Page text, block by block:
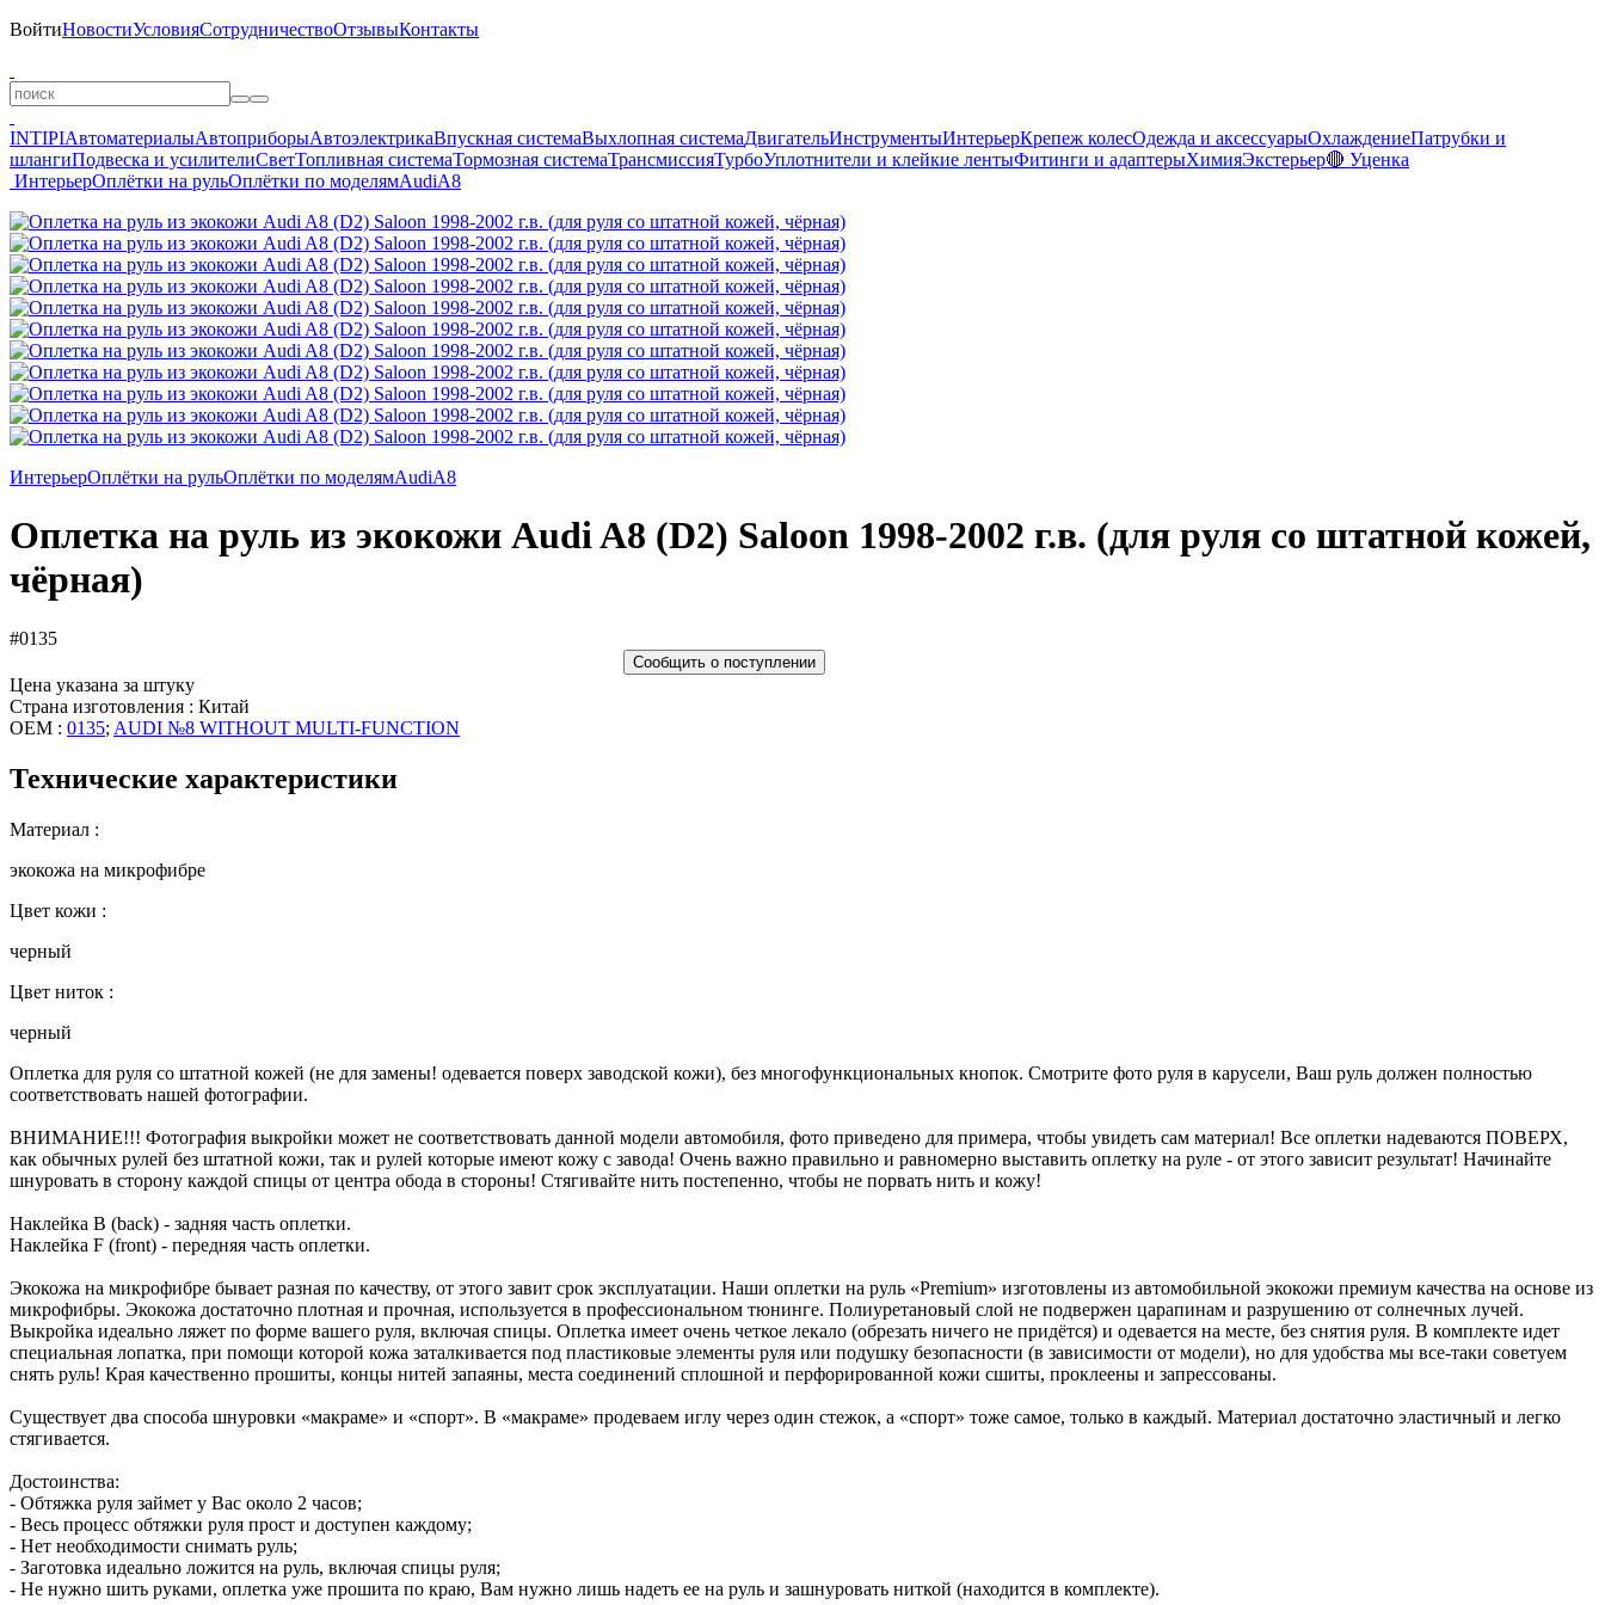
ВойтиНовостиУсловияСотрудничествоОтзывыКонтакты
INTIPIАвтоматериалыАвтоприборыАвтоэлектрикаВпускная системаВыхлопная системаДвигательИнструментыИнтерьерКрепеж колесОдежда и аксессуарыОхлаждениеПатрубки и
шлангиПодвеска и усилителиСветТопливная системаТормозная системаТрансмиссияТурбоУплотнители и клейкие лентыФитинги и адаптерыХимияЭкстерьер🔴 Уценка
ИнтерьерОплётки на рульОплётки по моделямAudiA8
ИнтерьерОплётки на рульОплётки по моделямAudiA8
Оплетка на руль из экокожи Audi A8 (D2) Saloon 1998-2002 г.в. (для руля со штатной кожей,
чёрная)
#0135
Сообщить о поступлении
Цена указана за штуку
Страна изготовления : Китай
OEM : 0135; AUDI №8 WITHOUT MULTI-FUNCTION
Технические характеристики
Материал :
экокожа на микрофибре
Цвет кожи :
черный
Цвет ниток :
черный
Оплетка для руля со штатной кожей (не для замены! одевается поверх заводской кожи), без многофункциональных кнопок. Смотрите фото руля в карусели, Ваш руль должен полностью
соответствовать нашей фотографии.
ВНИМАНИЕ!!! Фотография выкройки может не соответствовать данной модели автомобиля, фото приведено для примера, чтобы увидеть сам материал! Все оплетки надеваются ПОВЕРХ,
как обычных рулей без штатной кожи, так и рулей которые имеют кожу с завода! Очень важно правильно и равномерно выставить оплетку на руле - от этого зависит результат! Начинайте
шнуровать в сторону каждой спицы от центра обода в стороны! Стягивайте нить постепенно, чтобы не порвать нить и кожу!
Наклейка B (back) - задняя часть оплетки.
Наклейка F (front) - передняя часть оплетки.
Экокожа на микрофибре бывает разная по качеству, от этого завит срок эксплуатации. Наши оплетки на руль «Premium» изготовлены из автомобильной экокожи премиум качества на основе из
микрофибры. Экокожа достаточно плотная и прочная, используется в профессиональном тюнинге. Полиуретановый слой не подвержен царапинам и разрушению от солнечных лучей.
Выкройка идеально ляжет по форме вашего руля, включая спицы. Оплетка имеет очень четкое лекало (обрезать ничего не придётся) и одевается на месте, без снятия руля. В комплекте идет
специальная лопатка, при помощи которой кожа заталкивается под пластиковые элементы руля или подушку безопасности (в зависимости от модели), но для удобства мы все-таки советуем
снять руль! Края качественно прошиты, концы нитей запаяны, места соединений сплошной и перфорированной кожи сшиты, проклеены и запрессованы.
Существует два способа шнуровки «макраме» и «спорт». В «макраме» продеваем иглу через один стежок, а «спорт» тоже самое, только в каждый. Материал достаточно эластичный и легко
стягивается.
Достоинства:
- Обтяжка руля займет у Вас около 2 часов;
- Весь процесс обтяжки руля прост и доступен каждому;
- Нет необходимости снимать руль;
- Заготовка идеально ложится на руль, включая спицы руля;
- Не нужно шить руками, оплетка уже прошита по краю, Вам нужно лишь надеть ее на руль и зашнуровать ниткой (находится в комплекте).